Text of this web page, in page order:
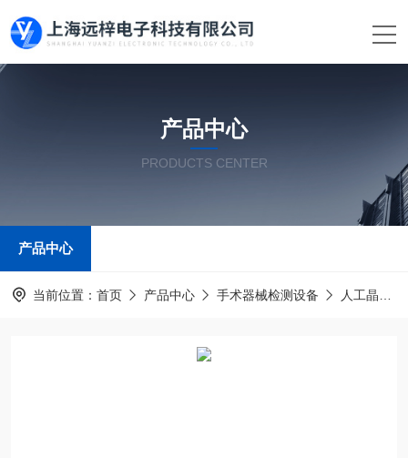
产品中心
PRODUCTS CENTER
产品中心
当前位置： 首页 产品中心 手术器械检测设备 人工晶状体测试仪